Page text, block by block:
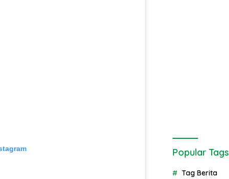
Popular Tags
Tag Berita